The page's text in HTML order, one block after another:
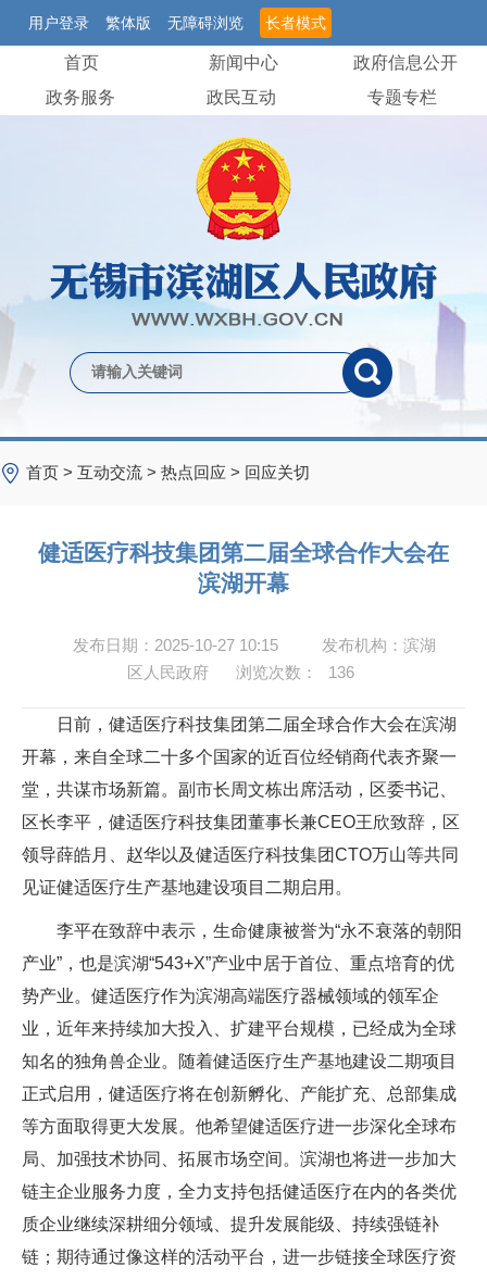
用户登录 繁体版 无障碍浏览 长者模式
首页 新闻中心
政府信息公开
政务服务
政民互动 专题专栏
首页 > 互动交流 > 热点回应 > 回应关切
健适医疗科技集团第二届全球合作大会在
滨湖开幕
发布日期：2025-10-27 10:15
发布机构：滨湖
区人民政府
浏览次数： 136
日前，健适医疗科技集团第二届全球合作大会在滨湖
开幕，来自全球二十多个国家的近百位经销商代表齐聚一
堂，共谋市场新篇。副市长周文栋出席活动，区委书记、
区长李平，健适医疗科技集团董事长兼CEO王欣致辞，区
领导薛皓月、赵华以及健适医疗科技集团CTO万山等共同
见证健适医疗生产基地建设项目二期启用。
李平在致辞中表示，生命健康被誉为“永不衰落的朝阳
产业”，也是滨湖“543+X”产业中居于首位、重点培育的优
势产业。健适医疗作为滨湖高端医疗器械领域的领军企
业，近年来持续加大投入、扩建平台规模，已经成为全球
知名的独角兽企业。随着健适医疗生产基地建设二期项目
正式启用，健适医疗将在创新孵化、产能扩充、总部集成
等方面取得更大发展。他希望健适医疗进一步深化全球布
局、加强技术协同、拓展市场空间。滨湖也将进一步加大
链主企业服务力度，全力支持包括健适医疗在内的各类优
质企业继续深耕细分领域、提升发展能级、持续强链补
链；期待通过像这样的活动平台，进一步链接全球医疗资